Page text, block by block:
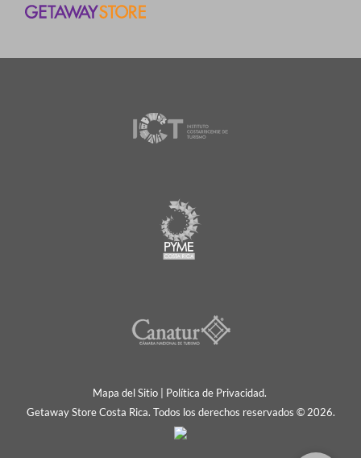
Mapa del Sitio| Política de Privacidad.
Getaway Store Costa Rica. Todos los derechos reservados © 2026.